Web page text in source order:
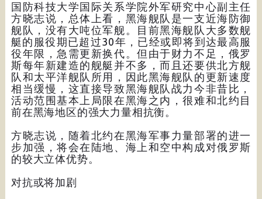
国防科技大学国际关系学院外军研究中心副主任
方晓志说，总体上看，黑海舰队是一支近海防御
舰队，没有大吨位军舰。目前黑海舰队大多数舰
艇的服役期已超过30年，已经或即将到达最高服
役年限，急需更新换代。但由于财力不足，俄罗
斯每年新建造的舰艇并不多，而且还要供北方舰
队和太平洋舰队所用，因此黑海舰队的更新速度
相当缓慢，这直接导致黑海舰队战力今非昔比，
活动范围基本上局限在黑海之内，很难和北约目
前在黑海地区的强大力量相抗衡。
方晓志说，随着北约在黑海军事力量部署的进一
步加强，将会在陆地、海上和空中构成对俄罗斯
的较大立体优势。
对抗或将加剧